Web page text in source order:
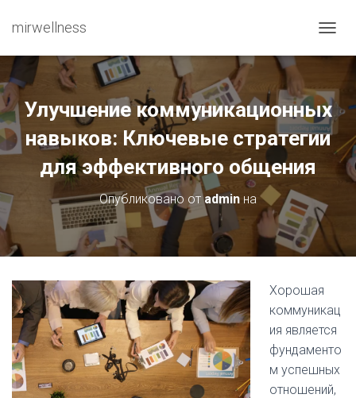
mirwellness
Улучшение коммуникационных
навыков: Ключевые стратегии
для эффективного общения
Опубликовано отadmin на
Хорошая
коммуникац
ия является
фундаменто
м успешных
отношений,